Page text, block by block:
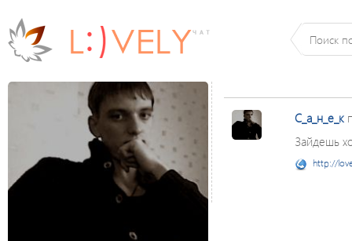
С_а_н_е_к
Зайдешь
http://